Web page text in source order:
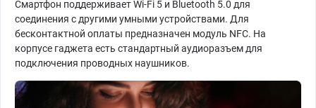
Смартфон поддерживает Wi-Fi 5 и Bluetooth 5.0 для
соединения с другими умными устройствами. Для
бесконтактной оплаты предназначен модуль NFC. На
корпусе гаджета есть стандартный аудиоразъем для
подключения проводных наушников.